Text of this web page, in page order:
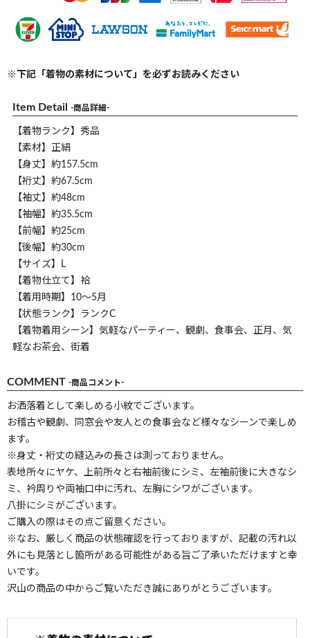
※下記「着物の素材について」を必ずお読みください
Item Detail -商品詳細-
【着物ランク】秀品
【素材】正絹
【身丈】約157.5cm
【裄丈】約67.5cm
【袖丈】約48cm
【袖幅】約35.5cm
【前幅】約25cm
【後幅】約30cm
【サイズ】L
【着物仕立て】袷
【着用時期】10～5月
【状態ランク】ランクC
【着物着用シーン】気軽なパーティー、観劇、食事会、正月、気
軽なお茶会、街着
COMMENT -商品コメント-
お洒落着として楽しめる小紋でございます。
お稽古や観劇、同窓会や友人との食事会など様々なシーンで楽しめ
ます。
※身丈・裄丈の縫込みの長さは測っておりません。
表地所々にヤケ、上前所々と右袖前後にシミ、左袖前後に大きなシ
ミ、衿周りや両袖口中に汚れ、左胸にシワがございます。
八掛にシミがございます。
ご購入の際はその点ご留意ください。
※なお、厳しく商品の状態確認を行っておりますが、記載の汚れ以
外にも見落とし箇所がある可能性がある旨ご了承いただけますと幸
いです。
沢山の商品の中からご覧いただき誠にありがとうございます。